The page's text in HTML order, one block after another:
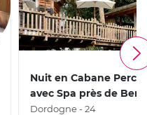
Nuit en Cabane
avec Spa près de
Dordogne - 24